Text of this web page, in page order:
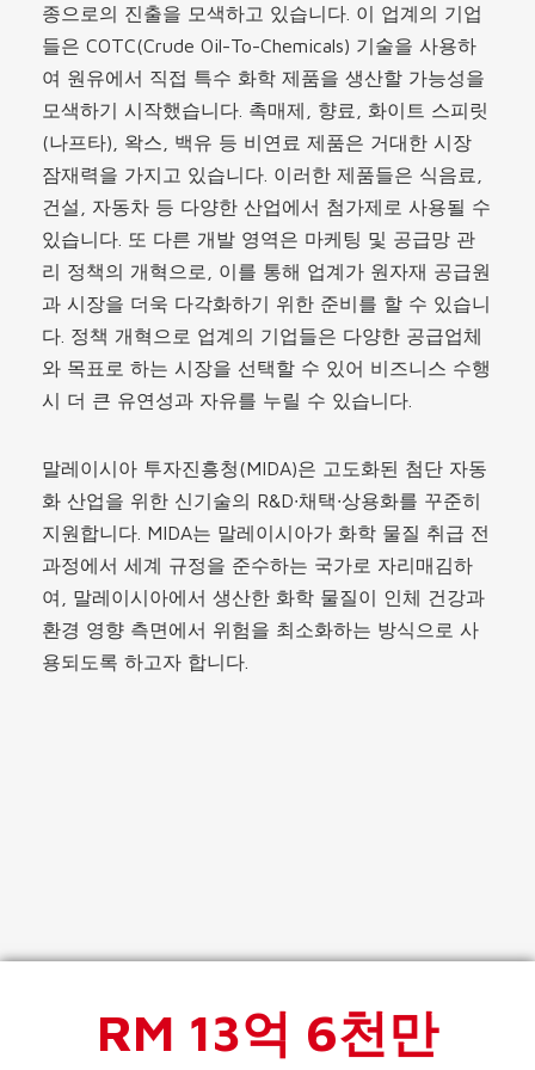
종으로의 진출을 모색하고 있습니다. 이 업계의 기업
들은 COTC(Crude Oil-To-Chemicals) 기술을 사용하
여 원유에서 직접 특수 화학 제품을 생산할 가능성을
모색하기 시작했습니다. 촉매제, 향료, 화이트 스피릿
(나프타), 왁스, 백유 등 비연료 제품은 거대한 시장
잠재력을 가지고 있습니다. 이러한 제품들은 식음료,
건설, 자동차 등 다양한 산업에서 첨가제로 사용될 수
있습니다. 또 다른 개발 영역은 마케팅 및 공급망 관
리 정책의 개혁으로, 이를 통해 업계가 원자재 공급원
과 시장을 더욱 다각화하기 위한 준비를 할 수 있습니
다. 정책 개혁으로 업계의 기업들은 다양한 공급업체
와 목표로 하는 시장을 선택할 수 있어 비즈니스 수행
시 더 큰 유연성과 자유를 누릴 수 있습니다.
말레이시아 투자진흥청(MIDA)은 고도화된 첨단 자동
화 산업을 위한 신기술의 R&D∙채택∙상용화를 꾸준히
지원합니다. MIDA는 말레이시아가 화학 물질 취급 전
과정에서 세계 규정을 준수하는 국가로 자리매김하
여, 말레이시아에서 생산한 화학 물질이 인체 건강과
환경 영향 측면에서 위험을 최소화하는 방식으로 사
용되도록 하고자 합니다.
RM 13억 6천만